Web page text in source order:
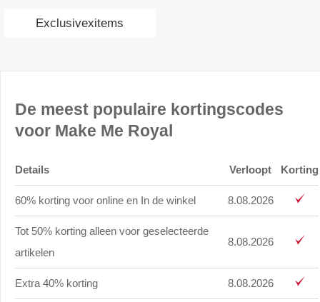
Exclusivexitems
De meest populaire kortingscodes
voor Make Me Royal
Details Verloopt Korting
60% korting voor online en In de winkel 8.08.2026
Tot 50% korting alleen voor geselecteerde
artikelen
8.08.2026
Extra 40% korting 8.08.2026